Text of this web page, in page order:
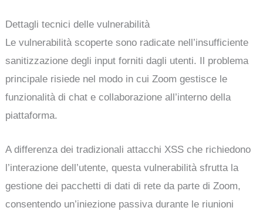
Dettagli tecnici delle vulnerabilità
Le vulnerabilità scoperte sono radicate nell’insufficiente
sanitizzazione degli input forniti dagli utenti. Il problema
principale risiede nel modo in cui Zoom gestisce le
funzionalità di chat e collaborazione all’interno della
piattaforma.
A differenza dei tradizionali attacchi XSS che richiedono
l’interazione dell’utente, questa vulnerabilità sfrutta la
gestione dei pacchetti di dati di rete da parte di Zoom,
consentendo un’iniezione passiva durante le riunioni